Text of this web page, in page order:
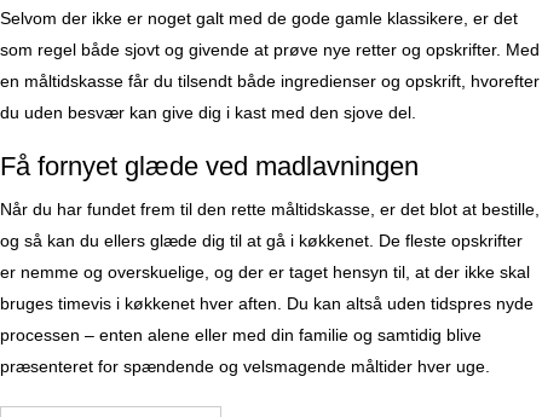
Selvom der ikke er noget galt med de gode gamle klassikere, er det
som regel både sjovt og givende at prøve nye retter og opskrifter. Med
en måltidskasse får du tilsendt både ingredienser og opskrift, hvorefter
du uden besvær kan give dig i kast med den sjove del.
Få fornyet glæde ved madlavningen
Når du har fundet frem til den rette måltidskasse, er det blot at bestille,
og så kan du ellers glæde dig til at gå i køkkenet. De fleste opskrifter
er nemme og overskuelige, og der er taget hensyn til, at der ikke skal
bruges timevis i køkkenet hver aften. Du kan altså uden tidspres nyde
processen – enten alene eller med din familie og samtidig blive
præsenteret for spændende og velsmagende måltider hver uge.